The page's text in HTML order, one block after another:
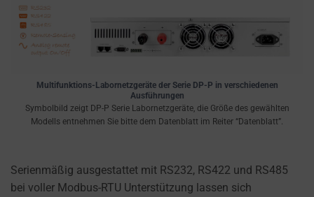
Multifunktions-Labornetzgeräte der Serie DP-P in verschiedenen
Ausführungen
Symbolbild zeigt DP-P Serie Labornetzgeräte, die Größe des gewählten
Modells entnehmen Sie bitte dem Datenblatt im Reiter “Datenblatt”.
Serienmäßig ausgestattet mit RS232, RS422 und RS485
bei voller Modbus-RTU Unterstützung lassen sich